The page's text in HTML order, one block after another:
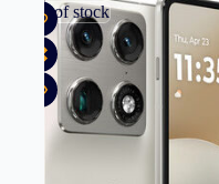
Out of stock